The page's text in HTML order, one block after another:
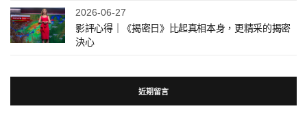
2026-06-27
影評心得｜《揭密日》比起真相本身，更精采的揭密
決心
近期留言